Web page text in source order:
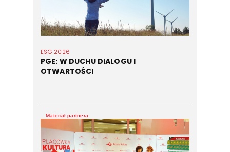
ESG 2026
PGE: W DUCHU DIALOGU I
OTWARTOŚCI
Materiał partnera